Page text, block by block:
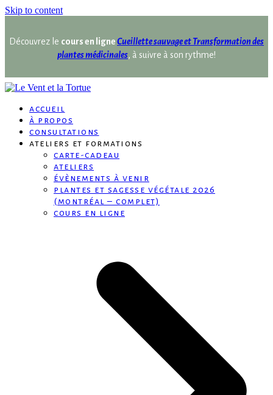
Skip to content
Découvrez le cours en ligneCueillette sauvage et Transformation des
plantes médicinales, à suivre à son rythme!
accueil
à propos
consultations
ateliers et formations
carte-cadeau
ateliers
évènements à venir
plantes et sagesse végétale 2026
(montréal – complet)
cours en ligne